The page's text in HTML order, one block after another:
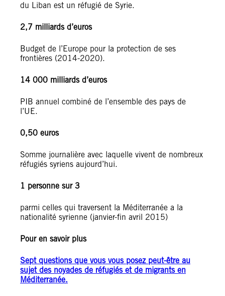
du Liban est un réfugié de Syrie.
2,7 milliards d’euros
Budget de l’Europe pour la protection de ses
frontières (2014-2020).
14 000 milliards d’euros
PIB annuel combiné de l’ensemble des pays de
l’UE.
0,50 euros
Somme journalière avec laquelle vivent de nombreux
réfugiés syriens aujourd’hui.
1 personne sur 3
parmi celles qui traversent la Méditerranée a la
nationalité syrienne (janvier-fin avril 2015)
Pour en savoir plus
Sept questions que vous vous posez peut-être au
sujet des noyades de réfugiés et de migrants en
Méditerranée.